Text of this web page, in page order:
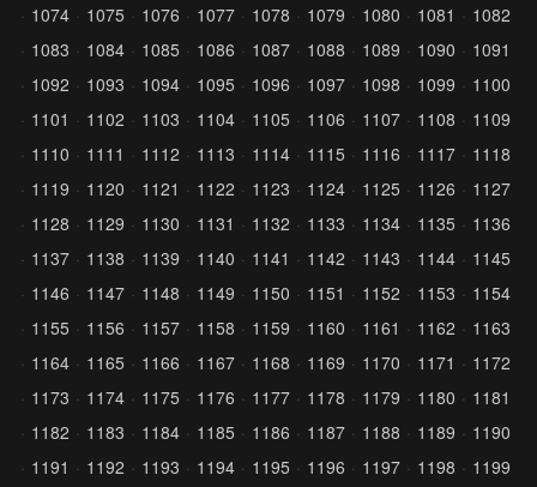
1074
1075 1076 1077 1078 1079 1080 1081
1082
1083
1084 1085 1086 1087 1088 1089 1090
1091
1092
1093 1094 1095 1096 1097 1098 1099
1100
1101
1102 1103 1104 1105 1106 1107 1108
1109
1110
1111 1112 1113 1114 1115 1116 1117
1118
1119
1120 1121 1122 1123 1124 1125 1126
1127
1128
1129 1130 1131 1132 1133 1134 1135
1136
1137
1138 1139 1140 1141 1142 1143 1144
1145
1146
1147 1148 1149 1150 1151 1152 1153
1154
1155
1156 1157 1158 1159 1160 1161 1162
1163
1164
1165 1166 1167 1168 1169 1170 1171
1172
1173
1174 1175 1176 1177 1178 1179 1180
1181
1182
1183 1184 1185 1186 1187 1188 1189
1190
1191
1192 1193 1194 1195 1196 1197 1198
1199